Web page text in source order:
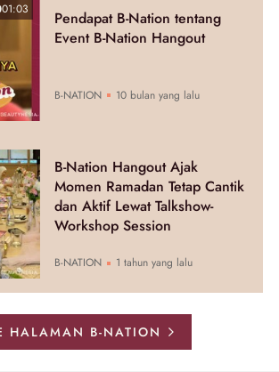
01:03
Pendapat B-Nation tentang
Event B-Nation Hangout
B-NATION 10 bulan yang lalu
B-Nation Hangout Ajak
Momen Ramadan Tetap Cantik
dan Aktif Lewat Talkshow-
Workshop Session
B-NATION 1 tahun yang lalu
HALAMAN B-NATION